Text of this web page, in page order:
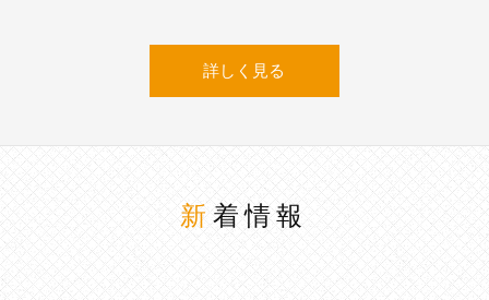
詳しく見る
新着情報